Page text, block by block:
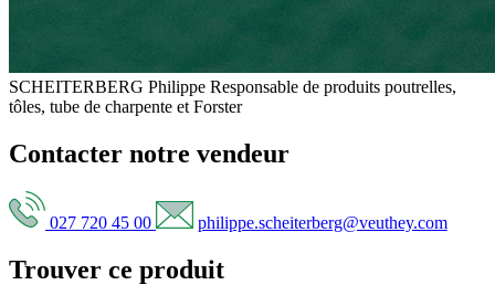
SCHEITERBERG Philippe Responsable de produits poutrelles,
tôles, tube de charpente et Forster
Contacter notre vendeur
027 720 45 00 philippe.scheiterberg@veuthey.com
Trouver ce produit